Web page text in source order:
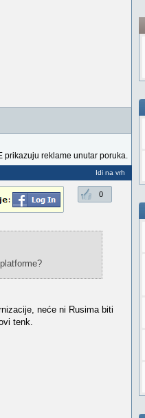
prikazuju reklame unutar poruka.
Idi na vrh
0
neće ni Rusima biti
tenk.